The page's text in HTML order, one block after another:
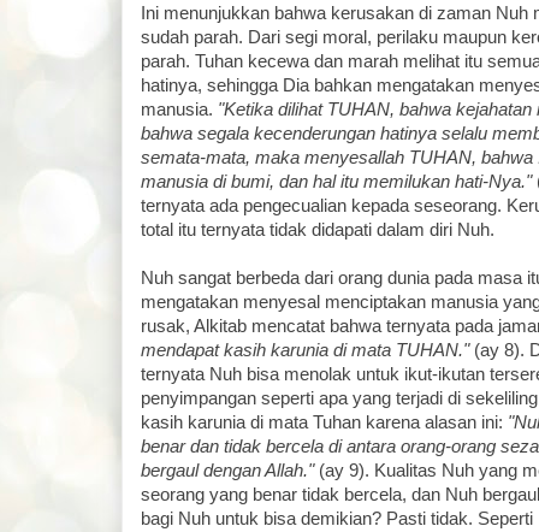
Ini menunjukkan bahwa kerusakan di zaman Nuh
sudah parah. Dari segi moral, perilaku maupun
parah. Tuhan kecewa dan marah melihat itu
hatinya, sehingga Dia bahkan mengatakan
manusia. "Ketika dilihat TUHAN, bahwa
bahwa segala kecenderungan hatinya selalu
semata-mata, maka menyesallah TUHAN, bahwa
manusia di bumi, dan hal itu memilukan hati-Nya."
ternyata ada pengecualian kepada seseorang.
total itu ternyata tidak didapati dalam diri Nuh.
Nuh sangat berbeda dari orang dunia pada masa
mengatakan menyesal menciptakan manusia
rusak, Alkitab mencatat bahwa ternyata pada
mendapat kasih karunia di mata TUHAN."(ay 8).
ternyata Nuh bisa menolak untuk ikut-ikutan
penyimpangan seperti apa yang terjadi di
kasih karunia di mata Tuhan karena alasan ini:
benar dan tidak bercela di antara orang-orang
bergaul dengan Allah."(ay 9). Kualitas Nuh yang
seorang yang benar tidak bercela, dan Nuh
bagi Nuh untuk bisa demikian? Pasti tidak.